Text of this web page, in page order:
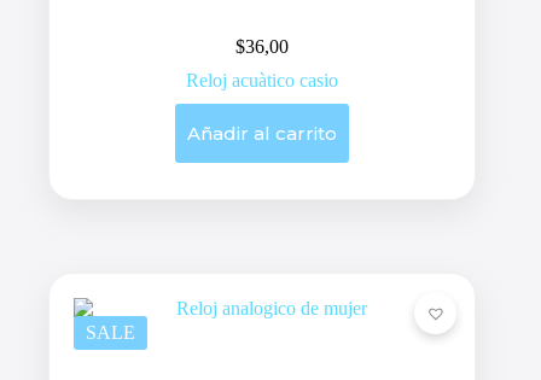
$36,00
Reloj acuàtico casio
Añadir al carrito
SALE